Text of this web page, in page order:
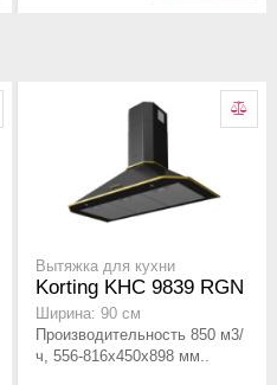
Вытяжка для кухни
Korting KHC 9839 RGN
Ширина: 90 см
Производительность 850 м3/
ч, 556-816x450x898 мм..